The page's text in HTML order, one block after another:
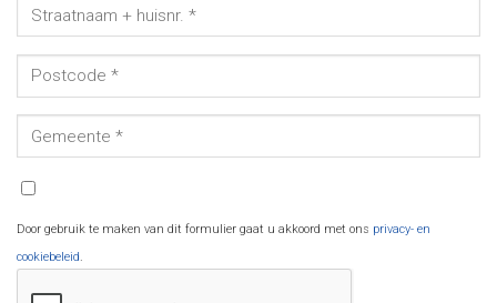
Door gebruik te maken van dit formulier gaat u akkoord met ons privacy- en
cookiebeleid.